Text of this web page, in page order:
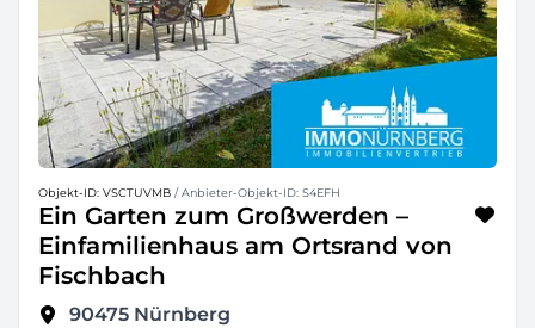
Objekt-ID: VSCTUVMB / Anbieter-Objekt-ID: S4EFH
Ein Garten zum Großwerden –
Einfamilienhaus am Ortsrand von
Fischbach
90475 Nürnberg